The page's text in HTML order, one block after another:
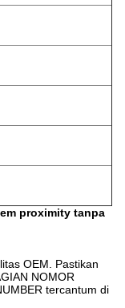
proximity tanpa
OEM. Pastikan
NOMOR
tercantum di